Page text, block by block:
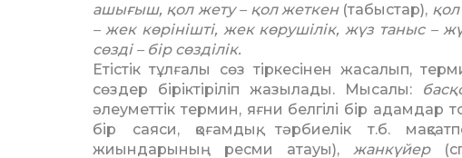
ашығыш, қол жету – қол жеткен(табыстар),
– жек көрінішті, жек көрушілік, жүз таныс –
сөзді – бір сөзділік.
Етістік тұлғалы сөз тіркесінен жасалып,
сөз­дер біріктіріліп жазылады. Мыса­лы:
әлеуметтік термин, яғни белгілі бір адамдар
бір саяси, қоғам­дық, тәрбиелік т.б.
жиындарының ресми ата­уы), жанкүйер